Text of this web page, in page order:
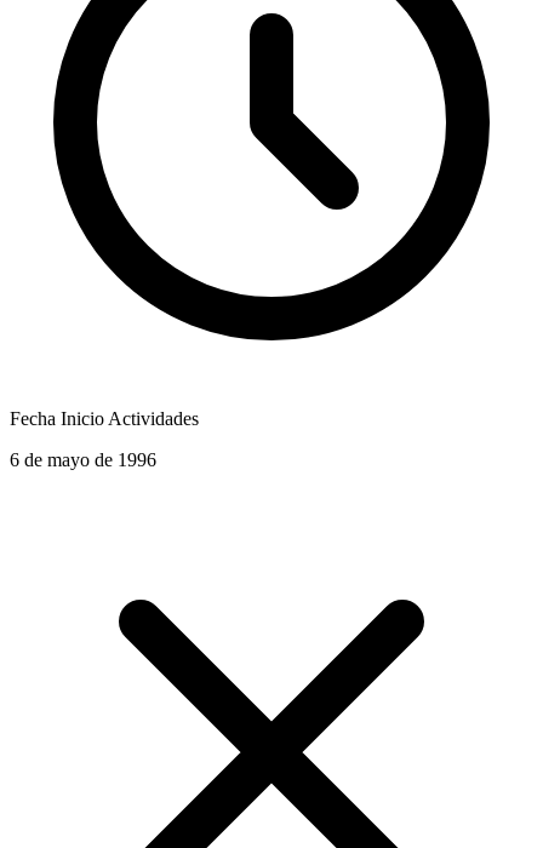
Fecha Inicio Actividades
6 de mayo de 1996